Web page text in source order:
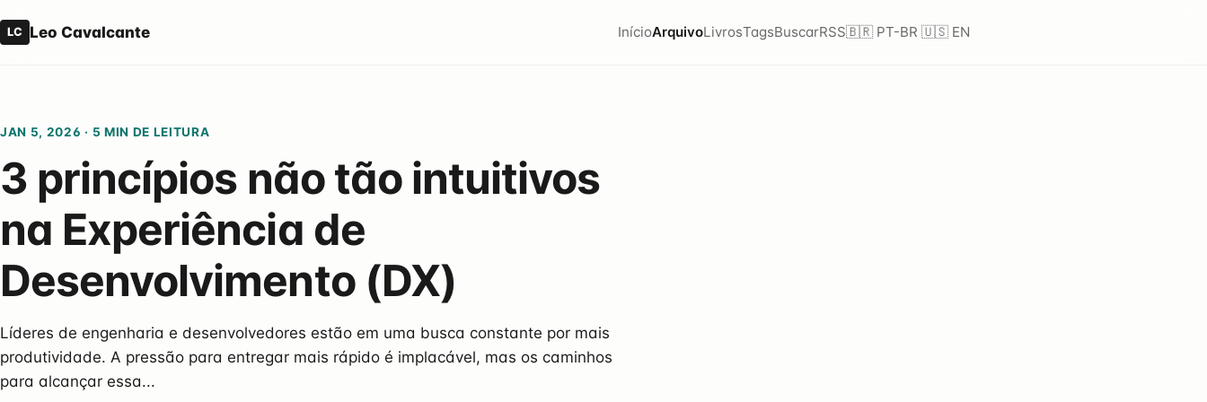
LC Leo Cavalcante InícioArquivoLivrosTagsBuscarRSS🇧🇷 PT-BR 🇺🇸 EN
JAN 5, 2026 · 5 MIN DE LEITURA
3 princípios não tão intuitivos
na Experiência de
Desenvolvimento (DX)
Líderes de engenharia e desenvolvedores estão em uma busca constante por mais
produtividade. A pressão para entregar mais rápido é implacável, mas os caminhos
para alcançar essa...